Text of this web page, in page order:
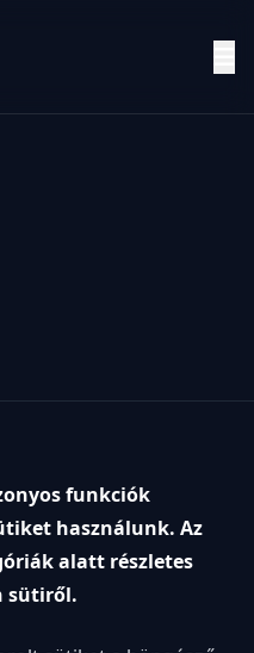
funkciók
használunk. Az
alatt részletes
sütiről.